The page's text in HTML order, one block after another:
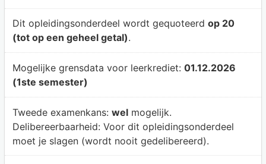
Dit opleidingsonderdeel wordt gequoteerd op 20
(tot op een geheel getal).
Mogelijke grensdata voor leerkrediet: 01.12.2026
(1ste semester)
Tweede examenkans: welmogelijk.
Delibereerbaarheid: Voor dit opleidingsonderdeel
moet je slagen (wordt nooit gedelibereerd).